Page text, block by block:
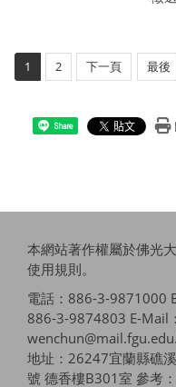
1 2 下一頁 最後
Share
本網站著作權屬於佛光
使用規則。
電話：886-3-9871000
886-3-9874803 E-Mail：
地址：26247宜蘭縣礁
號 德香樓B301室 參考：